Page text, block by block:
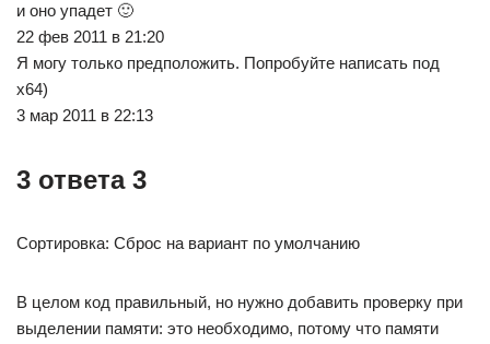
и оно упадет 🙂
22 фев 2011 в 21:20
Я могу только предположить. Попробуйте написать под
x64)
3 мар 2011 в 22:13
3 ответа 3
Сортировка: Сброс на вариант по умолчанию
В целом код правильный, но нужно добавить проверку при
выделении памяти: это необходимо, потому что памяти